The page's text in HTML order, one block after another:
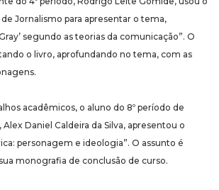
Jornalismo para apresentar o tema,
segundo as teorias da comunicação”. O
o livro, aprofundando no tema, com as
acadêmicos, o aluno do 8º período de
Daniel Caldeira da Silva, apresentou o
personagem e ideologia”. O assunto é
monografia de conclusão de curso.